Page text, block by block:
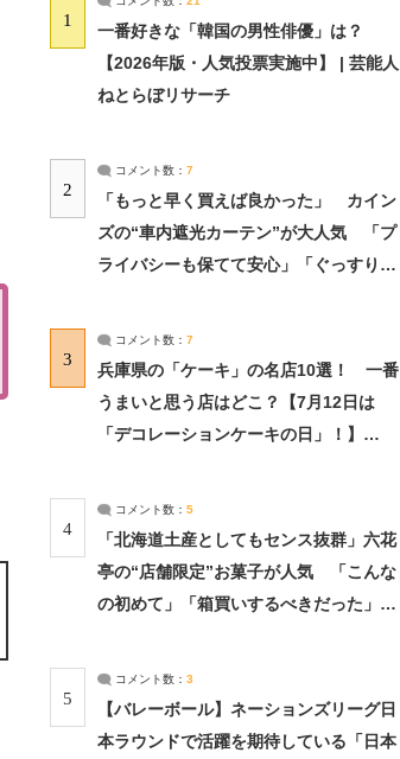
1
一番好きな「韓国の男性俳優」は？
【2026年版・人気投票実施中】 | 芸能人
ねとらぼリサーチ
2
コメント数： 7
「もっと早く買えば良かった」 カイン
ズの“車内遮光カーテン”が大人気 「プ
ライバシーも保てて安心」「ぐっすり眠
3
コメント数： 7
兵庫県の「ケーキ」の名店10選！ 一番
うまいと思う店はどこ？【7月12日は
「デコレーションケーキの日」！】
4
コメント数： 5
「北海道土産としてもセンス抜群」六花
亭の“店舗限定”お菓子が人気 「こんな
の初めて」「箱買いするべきだった」
5
コメント数： 3
【バレーボール】ネーションズリーグ日
本ラウンドで活躍を期待している「日本